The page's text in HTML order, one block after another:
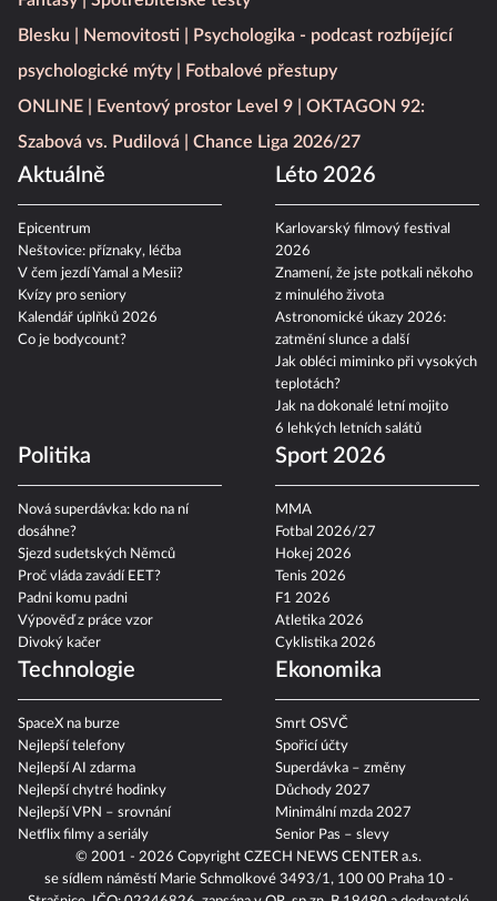
Blesku
Nemovitosti
Psychologika - podcast rozbíjející
psychologické mýty
Fotbalové přestupy
ONLINE
Eventový prostor Level 9
OKTAGON 92:
Szabová vs. Pudilová
Chance Liga 2026/27
Aktuálně
Epicentrum
Neštovice: příznaky, léčba
V čem jezdí Yamal a Mesii?
Kvízy pro seniory
Kalendář úplňků 2026
Co je bodycount?
Léto 2026
Karlovarský filmový festival
2026
Znamení, že jste potkali někoho
z minulého života
Astronomické úkazy 2026:
zatmění slunce a další
Jak obléci miminko při vysokých
teplotách?
Jak na dokonalé letní mojito
6 lehkých letních salátů
Politika
Nová superdávka: kdo na ní
dosáhne?
Sjezd sudetských Němců
Proč vláda zavádí EET?
Padni komu padni
Výpověď z práce vzor
Divoký kačer
Sport 2026
MMA
Fotbal 2026/27
Hokej 2026
Tenis 2026
F1 2026
Atletika 2026
Cyklistika 2026
Technologie
SpaceX na burze
Nejlepší telefony
Nejlepší AI zdarma
Nejlepší chytré hodinky
Nejlepší VPN – srovnání
Netflix filmy a seriály
Ekonomika
Smrt OSVČ
Spořicí účty
Superdávka – změny
Důchody 2027
Minimální mzda 2027
Senior Pas – slevy
© 2001 - 2026 Copyright CZECH NEWS CENTER a.s.
se sídlem náměstí Marie Schmolkové 3493/1, 100 00 Praha 10 -